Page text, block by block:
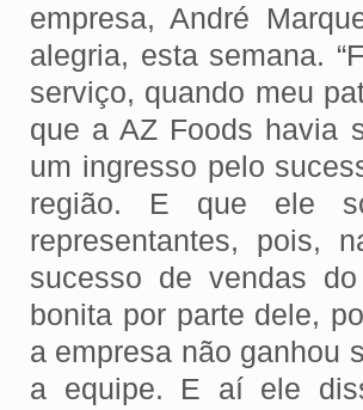
empresa, André
alegria, esta semana.
serviço, quando meu
que a AZ Foods havia
um ingresso pelo
região. E que ele
representantes, pois,
sucesso de vendas
bonita por parte dele,
a empresa não ganhou
a equipe. E aí ele